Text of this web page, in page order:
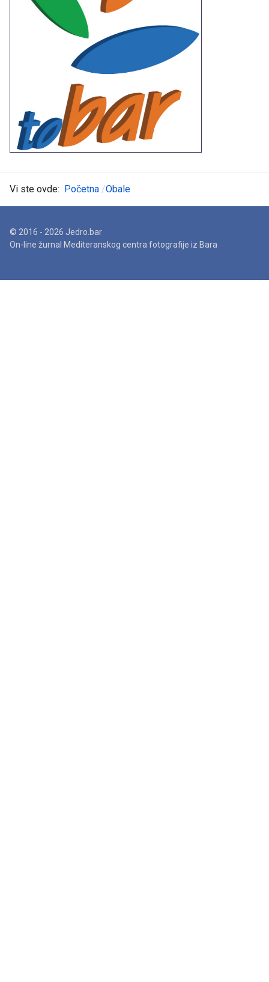
Vi ste ovde: Početna Obale
© 2016 - 2026 Jedro.bar
On-line žurnal Mediteranskog centra fotografije iz Bara